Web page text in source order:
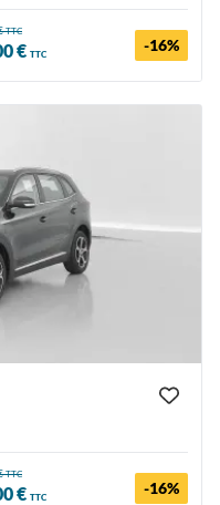
TTC
€ TTC -16%
TTC
€ TTC -16%